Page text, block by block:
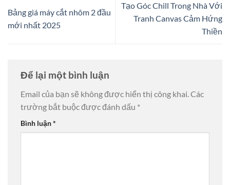
Bảng giá máy cắt nhôm 2 đầu
mới nhất 2025
Tạo Góc Chill Trong Nhà Với
Tranh Canvas Cảm Hứng
Thiền
Để lại một bình luận
Email của bạn sẽ không được hiển thị công khai.Các
trường bắt buộc được đánh dấu *
Bình luận*